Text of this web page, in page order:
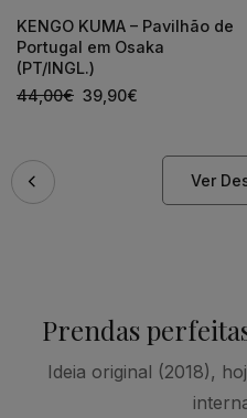
KENGO KUMA – Pavilhão de
Portugal em Osaka
(PT/INGL.)
44,00€ 39,90€
Ver
Prendas
Ideia original (2018),